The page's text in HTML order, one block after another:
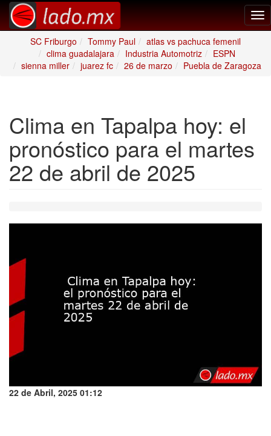
SC Friburgo
Tommy Paul
atlas vs pachuca femenil
clima guadalajara
Industria Automotriz
ESPN
sienna miller
juarez fc 26 de marzo Puebla de Zaragoza
Clima en Tapalpa hoy: el
pronóstico para el martes
22 de abril de 2025
22 de Abril, 2025 01:12